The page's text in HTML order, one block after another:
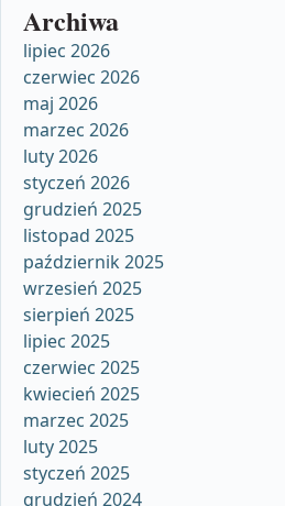
Archiwa
lipiec 2026
czerwiec 2026
maj 2026
marzec 2026
luty 2026
styczeń 2026
grudzień 2025
listopad 2025
październik 2025
wrzesień 2025
sierpień 2025
lipiec 2025
czerwiec 2025
kwiecień 2025
marzec 2025
luty 2025
styczeń 2025
grudzień 2024